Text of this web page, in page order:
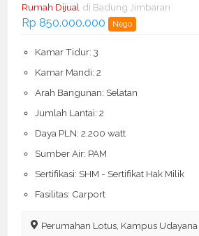
Rumah Dijual di Badung Jimbaran
Rp 850.000.000 Nego
Kamar Tidur: 3
Kamar Mandi: 2
Arah Bangunan: Selatan
Jumlah Lantai: 2
Daya PLN: 2.200 watt
Sumber Air: PAM
Sertifikasi: SHM - Sertifikat Hak Milik
Fasilitas: Carport
Perumahan Lotus, Kampus